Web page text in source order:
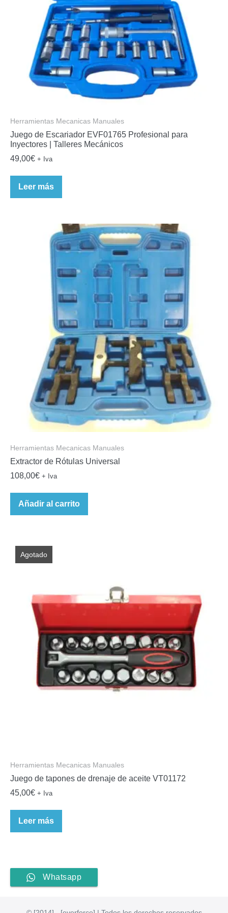
Herramientas Mecanicas Manuales
Juego de Escariador EVF01765 Profesional para
Inyectores | Talleres Mecánicos
49,00€ + Iva
Leer más
Herramientas Mecanicas Manuales
Extractor de Rótulas Universal
108,00€ + Iva
Añadir al carrito
Agotado
Herramientas Mecanicas Manuales
Juego de tapones de drenaje de aceite VT01172
45,00€ + Iva
Leer más
Whatsapp